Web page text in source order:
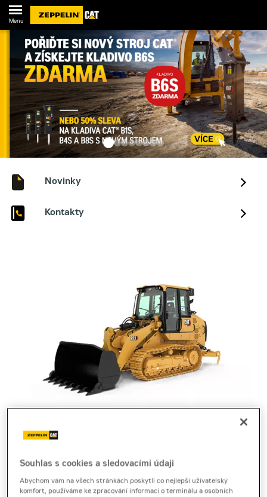
Menu
Novinky
Kontakty
Technický list [5,9 MB] Brožura [5,2 MB]
Souhlas s cookies a sledovacími údaji
Abychom vám na všech stránkách poskytli co nejlepší uživatelský
komfort, používáme ke zpracování informací o terminálu a osobních